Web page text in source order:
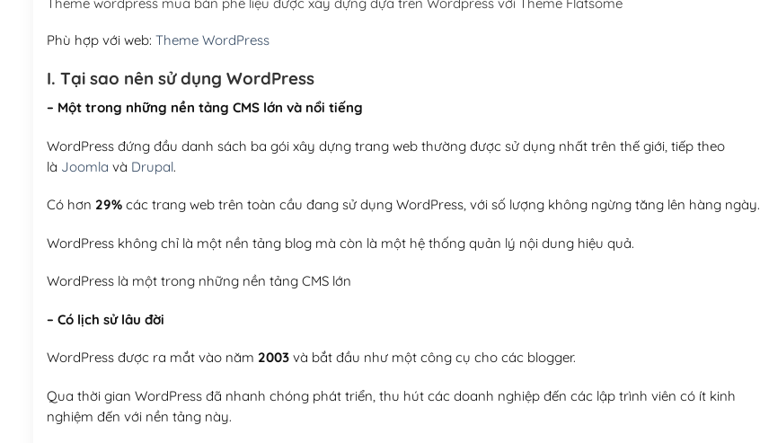
Theme wordpress mua bán phế liệu được xây dựng dựa trên Wordpress với Theme Flatsome
Phù hợp với web: Theme WordPress
I. Tại sao nên sử dụng WordPress
– Một trong những nền tảng CMS lớn và nổi tiếng
WordPress đứng đầu danh sách ba gói xây dựng trang web thường được sử dụng nhất trên thế giới, tiếp theo
là Joomla và Drupal.
Có hơn 29%các trang web trên toàn cầu đang sử dụng WordPress, với số lượng không ngừng tăng lên hàng ngày.
WordPress không chỉ là một nền tảng blog mà còn là một hệ thống quản lý nội dung hiệu quả.
WordPress là một trong những nền tảng CMS lớn
– Có lịch sử lâu đời
WordPress được ra mắt vào năm 2003và bắt đầu như một công cụ cho các blogger.
Qua thời gian WordPress đã nhanh chóng phát triển, thu hút các doanh nghiệp đến các lập trình viên có ít kinh
nghiệm đến với nền tảng này.